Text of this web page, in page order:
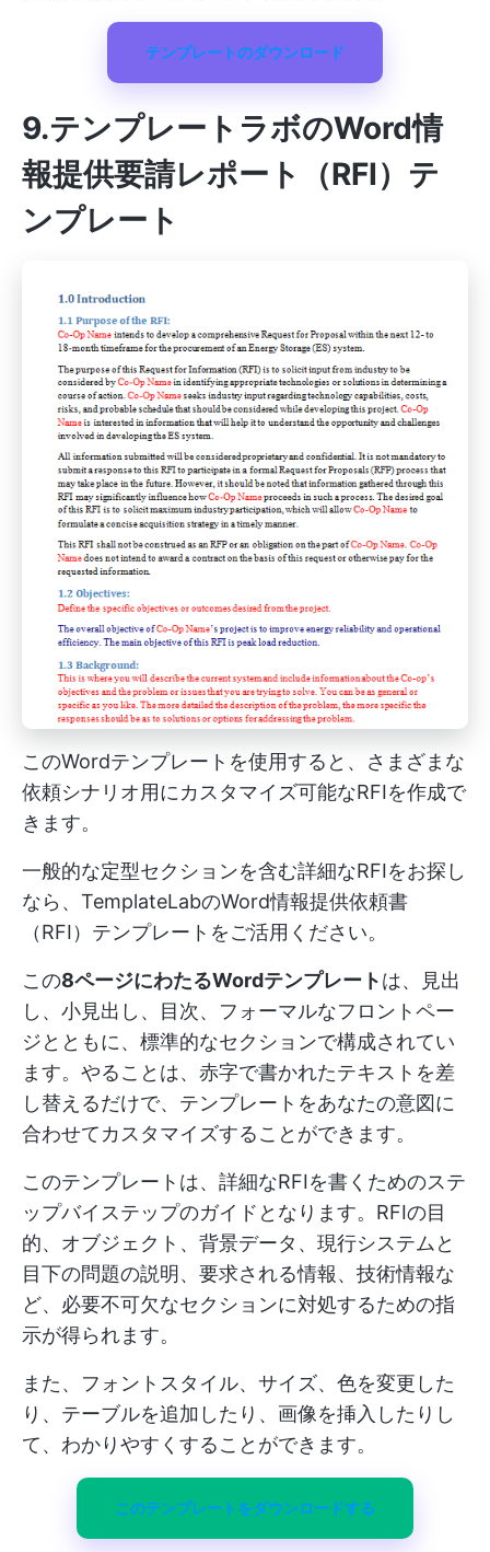
テンプレートのダウンロード
9.テンプレートラボのWord情
報提供要請レポート（RFI）テ
ンプレート
このWordテンプレートを使用すると、さまざまな
依頼シナリオ用にカスタマイズ可能なRFIを作成で
きます。
一般的な定型セクションを含む詳細なRFIをお探し
なら、TemplateLabのWord情報提供依頼書
（RFI）テンプレートをご活用ください。
この8ページにわたるWordテンプレートは、見出
し、小見出し、目次、フォーマルなフロントペー
ジとともに、標準的なセクションで構成されてい
ます。やることは、赤字で書かれたテキストを差
し替えるだけで、テンプレートをあなたの意図に
合わせてカスタマイズすることができます。
このテンプレートは、詳細なRFIを書くためのステ
ップバイステップのガイドとなります。RFIの目
的、オブジェクト、背景データ、現行システムと
目下の問題の説明、要求される情報、技術情報な
ど、必要不可欠なセクションに対処するための指
示が得られます。
また、フォントスタイル、サイズ、色を変更した
り、テーブルを追加したり、画像を挿入したりし
て、わかりやすくすることができます。
このテンプレートをダウンロードする